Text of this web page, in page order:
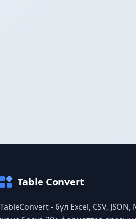
Table Convert
TableConvert - бұл Excel, CSV,